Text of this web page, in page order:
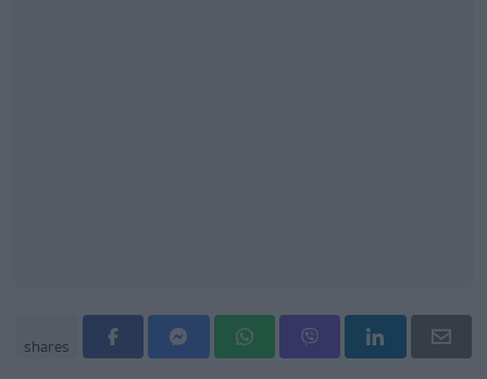
shares